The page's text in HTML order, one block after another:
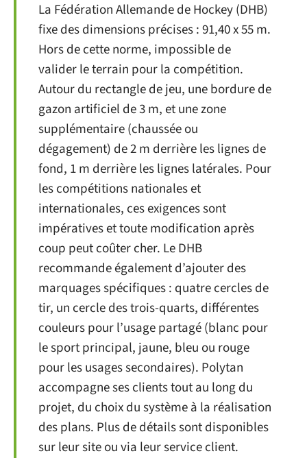
La Fédération Allemande de Hockey (DHB)
fixe des dimensions précises : 91,40 x 55 m.
Hors de cette norme, impossible de
valider le terrain pour la compétition.
Autour du rectangle de jeu, une bordure de
gazon artificiel de 3 m, et une zone
supplémentaire (chaussée ou
dégagement) de 2 m derrière les lignes de
fond, 1 m derrière les lignes latérales. Pour
les compétitions nationales et
internationales, ces exigences sont
impératives et toute modification après
coup peut coûter cher. Le DHB
recommande également d’ajouter des
marquages spécifiques : quatre cercles de
tir, un cercle des trois-quarts, différentes
couleurs pour l’usage partagé (blanc pour
le sport principal, jaune, bleu ou rouge
pour les usages secondaires). Polytan
accompagne ses clients tout au long du
projet, du choix du système à la réalisation
des plans. Plus de détails sont disponibles
sur leur site ou via leur service client.